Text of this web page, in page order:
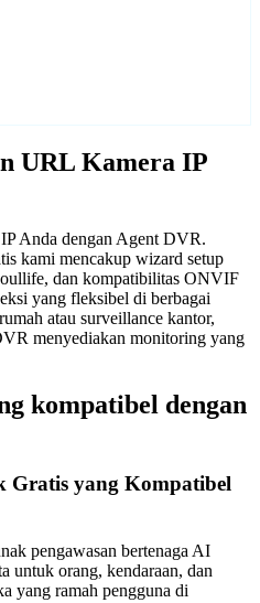
URL Kamera IP
Anda dengan Agent DVR.
kami mencakup wizard setup
dan kompatibilitas ONVIF
yang fleksibel di berbagai
atau surveillance kantor,
menyediakan monitoring yang
kompatibel dengan
Gratis yang Kompatibel
pengawasan bertenaga AI
untuk orang, kendaraan, dan
yang ramah pengguna di